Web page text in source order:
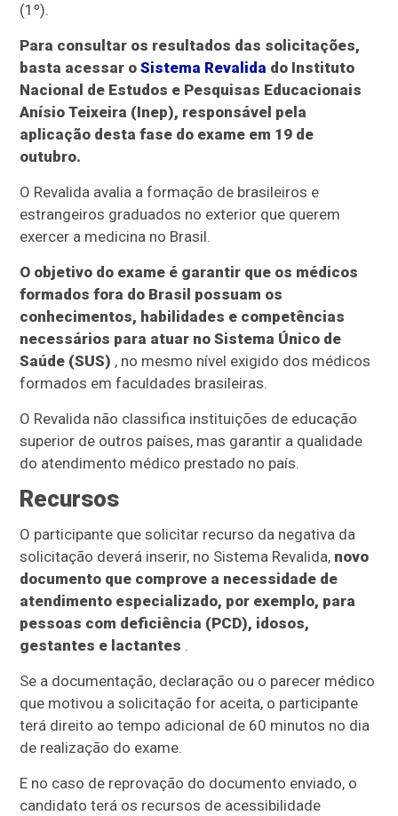
(1º).
Para consultar os resultados das solicitações,
basta acessar oSistema Revalida do Instituto
Nacional de Estudos e Pesquisas Educacionais
Anísio Teixeira (Inep), responsável pela
aplicação desta fase do exame em 19 de
outubro.
O Revalida avalia a formação de brasileiros e
estrangeiros graduados no exterior que querem
exercer a medicina no Brasil.
O objetivo do exame é garantir que os médicos
formados fora do Brasil possuam os
conhecimentos, habilidades e competências
necessários para atuar no Sistema Único de
Saúde (SUS) , no mesmo nível exigido dos médicos
formados em faculdades brasileiras.
O Revalida não classifica instituições de educação
superior de outros países, mas garantir a qualidade
do atendimento médico prestado no país.
Recursos
O participante que solicitar recurso da negativa da
solicitação deverá inserir, no Sistema Revalida, novo
documento que comprove a necessidade de
atendimento especializado, por exemplo, para
pessoas com deficiência (PCD), idosos,
gestantes e lactantes .
Se a documentação, declaração ou o parecer médico
que motivou a solicitação for aceita, o participante
terá direito ao tempo adicional de 60 minutos no dia
de realização do exame.
E no caso de reprovação do documento enviado, o
candidato terá os recursos de acessibilidade